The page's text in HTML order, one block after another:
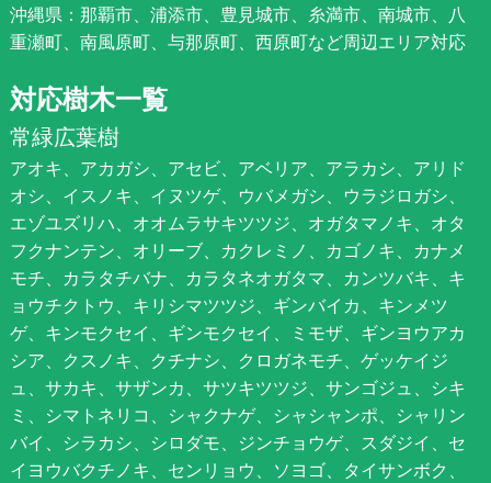
沖縄県：那覇市、浦添市、豊見城市、糸満市、南城市、八
重瀬町、南風原町、与那原町、西原町など周辺エリア対応
対応樹木一覧
常緑広葉樹
アオキ、アカガシ、アセビ、アベリア、アラカシ、アリド
オシ、イスノキ、イヌツゲ、ウバメガシ、ウラジロガシ、
エゾユズリハ、オオムラサキツツジ、オガタマノキ、オタ
フクナンテン、オリーブ、カクレミノ、カゴノキ、カナメ
モチ、カラタチバナ、カラタネオガタマ、カンツバキ、キ
ョウチクトウ、キリシマツツジ、ギンバイカ、キンメツ
ゲ、キンモクセイ、ギンモクセイ、ミモザ、ギンヨウアカ
シア、クスノキ、クチナシ、クロガネモチ、ゲッケイジ
ュ、サカキ、サザンカ、サツキツツジ、サンゴジュ、シキ
ミ、シマトネリコ、シャクナゲ、シャシャンポ、シャリン
バイ、シラカシ、シロダモ、ジンチョウゲ、スダジイ、セ
イヨウバクチノキ、センリョウ、ソヨゴ、タイサンボク、